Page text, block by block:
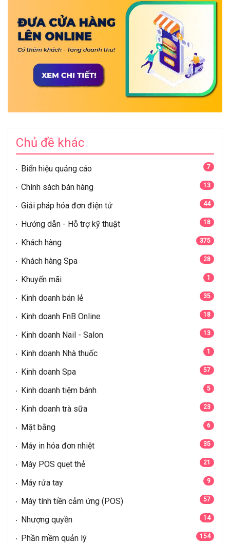
Chủ đề khác
Biển hiệu quảng cáo 7
Chính sách bán hàng 13
Giải pháp hóa đơn điện tử 44
Hướng dẫn - Hỗ trợ kỹ thuật 18
Khách hàng 375
Khách hàng Spa 28
Khuyến mãi 1
Kinh doanh bán lẻ 35
Kinh doanh FnB Online 18
Kinh doanh Nail - Salon 13
Kinh doanh Nhà thuốc 1
Kinh doanh Spa 57
Kinh doanh tiệm bánh 5
Kinh doanh trà sữa 23
Mặt bằng 6
Máy in hóa đơn nhiệt 35
Máy POS quẹt thẻ 21
Máy rửa tay 9
Máy tính tiền cảm ứng (POS) 57
Nhượng quyền 14
Phần mềm quản lý 154